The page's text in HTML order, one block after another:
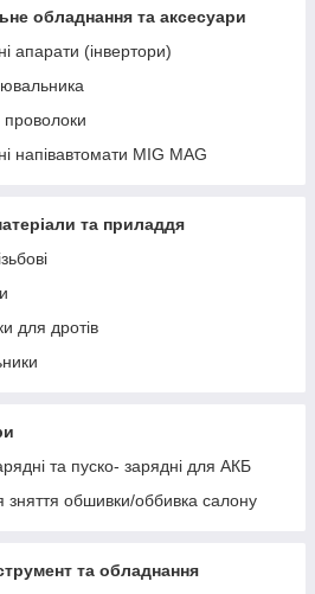
AdBlue
витратоміри для палива
палива
обладнання та аксесуари
апарати (інвертори)
напівавтомати MIG MAG
та приладдя
для дротів
та пуско- зарядні для АКБ
зняття обшивки/оббивка салону
та обладнання